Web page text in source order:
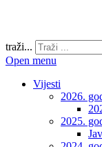
traži...
Open menu
Vijesti
2026.
2025.